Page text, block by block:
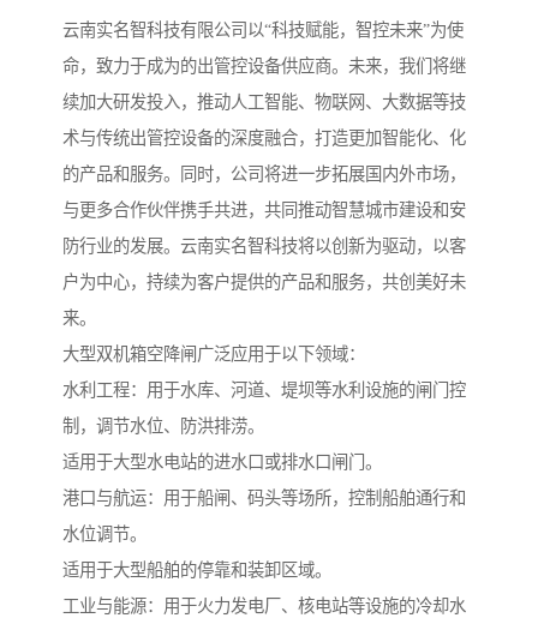
云南实名智科技有限公司以“科技赋能，智控未来”为使
命，致力于成为的出管控设备供应商。未来，我们将继
续加大研发投入，推动人工智能、物联网、大数据等技
术与传统出管控设备的深度融合，打造更加智能化、化
的产品和服务。同时，公司将进一步拓展国内外市场，
与更多合作伙伴携手共进，共同推动智慧城市建设和安
防行业的发展。云南实名智科技将以创新为驱动，以客
户为中心，持续为客户提供的产品和服务，共创美好未
来。
大型双机箱空降闸广泛应用于以下领域：
水利工程：用于水库、河道、堤坝等水利设施的闸门控
制，调节水位、防洪排涝。
适用于大型水电站的进水口或排水口闸门。
港口与航运：用于船闸、码头等场所，控制船舶通行和
水位调节。
适用于大型船舶的停靠和装卸区域。
工业与能源：用于火力发电厂、核电站等设施的冷却水